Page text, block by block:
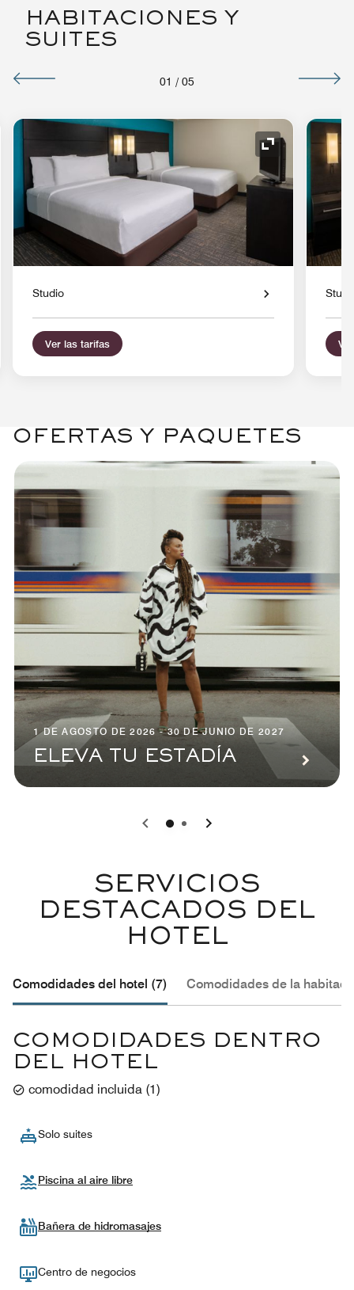
HABITACIONES Y
SUITES
01 / 05
de expansión Icono de
Studio
Ver las tarifas
OFERTAS Y PAQUETES
1 DE AGOSTO DE 2026 - 30 DE JUNIO DE 2027
ELEVA TU ESTADÍA
0 1
SERVICIOS
DESTACADOS DEL
HOTEL
Comodidades del hotel (7) Comodidades de la
COMODIDADES DENTRO
DEL HOTEL
comodidad incluida (1)
Solo suites
Piscina al aire libre
Bañera de hidromasajes
Centro de negocios